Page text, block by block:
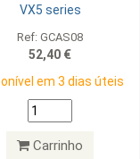
VX5 series
Ref: GCAS08
52,40 €
em 3 dias úteis
Carrinho